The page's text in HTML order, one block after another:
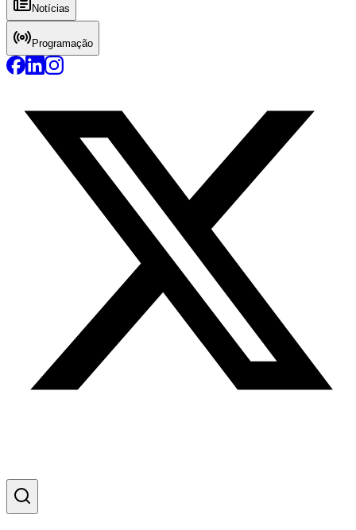
Notícias
Programação